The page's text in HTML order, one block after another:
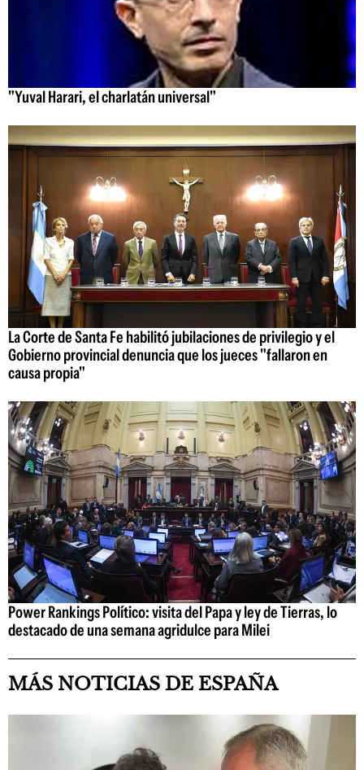
"Yuval Harari, el charlatán universal"
La Corte de Santa Fe habilitó jubilaciones de privilegio y el
Gobierno provincial denuncia que los jueces "fallaron en
causa propia"
Power Rankings Político: visita del Papa y ley de Tierras, lo
destacado de una semana agridulce para Milei
MÁS NOTICIAS DE ESPAÑA